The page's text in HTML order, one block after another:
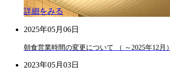
詳細をみる
2025年05月06日
朝食営業時間の変更について （ ～2025年12月）
2023年05月03日